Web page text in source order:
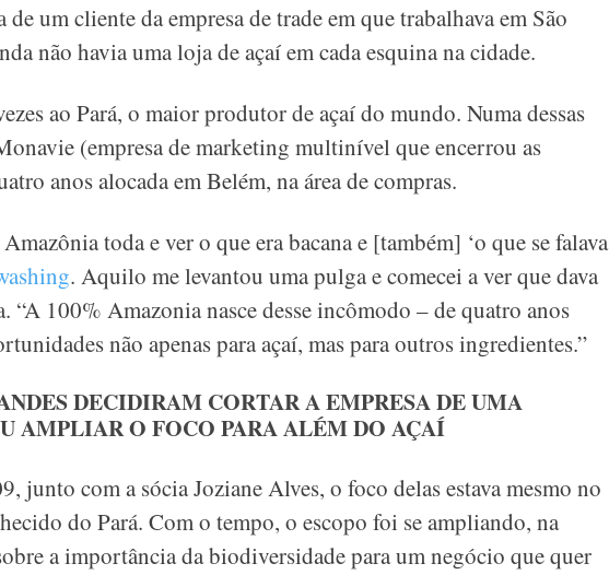
um cliente da empresa de trade em que trabalhava em São
não havia uma loja de açaí em cada esquina na cidade.
ao Pará, o maior produtor de açaí do mundo. Numa dessas
(empresa de marketing multinível que encerrou as
anos alocada em Belém, na área de compras.
toda e ver o que era bacana e [também] ‘o que se falava
. Aquilo me levantou uma pulga e comecei a ver que dava
“A 100% Amazonia nasce desse incômodo – de quatro anos
não apenas para açaí, mas para outros ingredientes.”
DECIDIRAM CORTAR A EMPRESA DE UMA
AMPLIAR O FOCO PARA ALÉM DO AÇAÍ
junto com a sócia Joziane Alves, o foco delas estava mesmo no
do Pará. Com o tempo, o escopo foi se ampliando, na
a importância da biodiversidade para um negócio que quer